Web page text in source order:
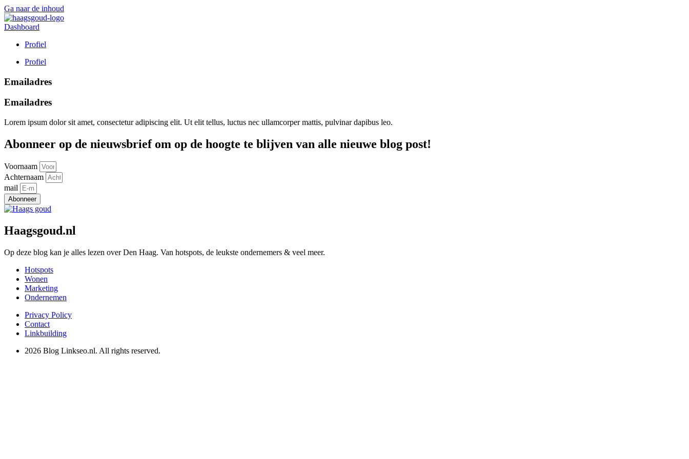
Ga naar de inhoud
Dashboard
Profiel
Profiel
Emailadres
Emailadres
Lorem ipsum dolor sit amet, consectetur adipiscing elit. Ut elit tellus, luctus nec ullamcorper mattis, pulvinar dapibus leo.
Abonneer op de nieuwsbrief om op de hoogte te blijven van alle nieuwe blog post!
Voornaam
Achternaam
mail
Abonneer
Haagsgoud.nl
Op deze blog kan je alles lezen over Den Haag. Van hotspots, de leukste ondernemers & veel meer.
Hotspots
Wonen
Marketing
Ondernemen
Privacy Policy
Contact
Linkbuilding
2026 Blog Linkseo.nl. All rights reserved.